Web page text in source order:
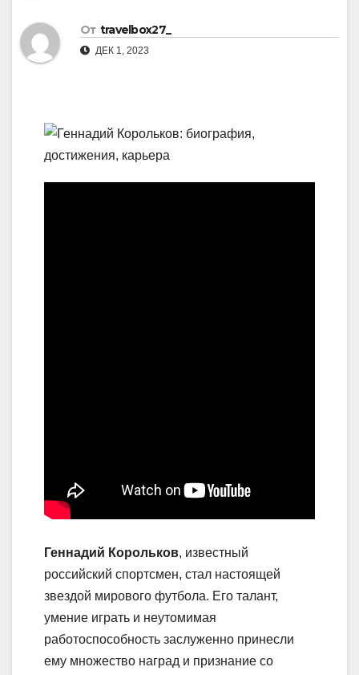
От travelbox27_
ДЕК 1, 2023
Геннадий Корольков, известный
российский спортсмен, стал настоящей
звездой мирового футбола. Его талант,
умение играть и неутомимая
работоспособность заслуженно принесли
ему множество наград и признание со